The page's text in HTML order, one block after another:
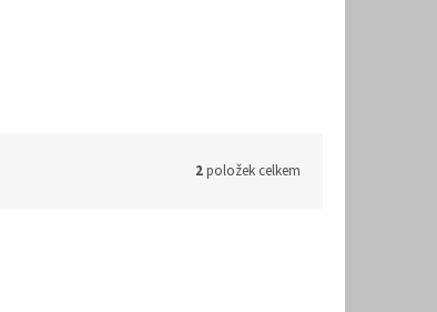
2položek celkem